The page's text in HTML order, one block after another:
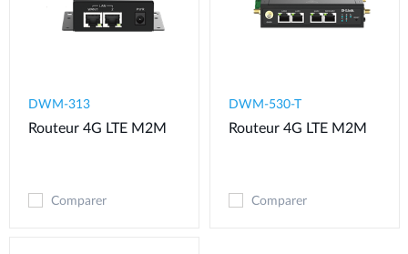
DWM-313
Routeur 4G LTE M2M
Comparer
DWM-530-T
Routeur 4G LTE M2M
Comparer